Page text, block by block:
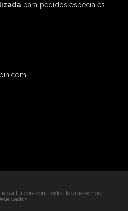
para pedidos especiales.
a tu corazón. Todos los derechos